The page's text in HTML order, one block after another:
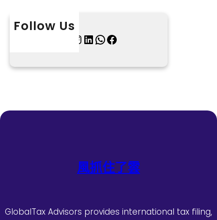
Follow Us
InstagramLinkedIn WhatsApp Facebook
風抓住了雲
GlobalTax Advisors provides international tax filing,